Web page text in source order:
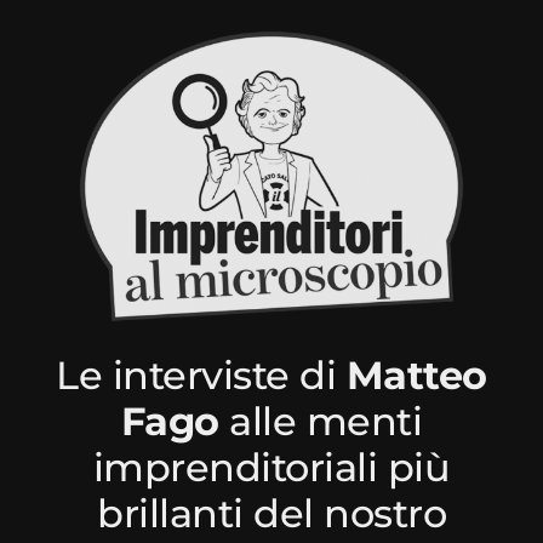
Le interviste di Matteo
Fago alle menti
imprenditoriali più
brillanti del nostro